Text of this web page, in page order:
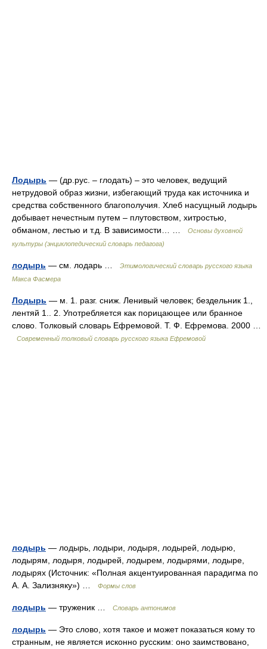
Лодырь — (др.рус. – глодать) – это человек, ведущий
нетрудовой образ жизни, избегающий труда как источника и
средства собственного благополучия. Хлеб насущный лодырь
добывает нечестным путем – плутовством, хитростью,
обманом, лестью и т.д. В зависимости… …
Основы духовной
культуры (энциклопедический словарь педагога)
лодырь — см. лодарь …
Этимологический словарь русского языка
Макса Фасмера
Лодырь — м. 1. разг. сниж. Ленивый человек; бездельник 1.,
лентяй 1.. 2. Употребляется как порицающее или бранное
слово. Толковый словарь Ефремовой. Т. Ф. Ефремова. 2000 …
Современный толковый словарь русского языка Ефремовой
лодырь — лодырь, лодыри, лодыря, лодырей, лодырю,
лодырям, лодыря, лодырей, лодырем, лодырями, лодыре,
лодырях (Источник: «Полная акцентуированная парадигма по
А. А. Зализняку») …
Формы слов
лодырь — труженик … Словарь антонимов
лодырь — Это слово, хотя такое и может показаться кому то
странным, не является исконно русским: оно заимствовано,